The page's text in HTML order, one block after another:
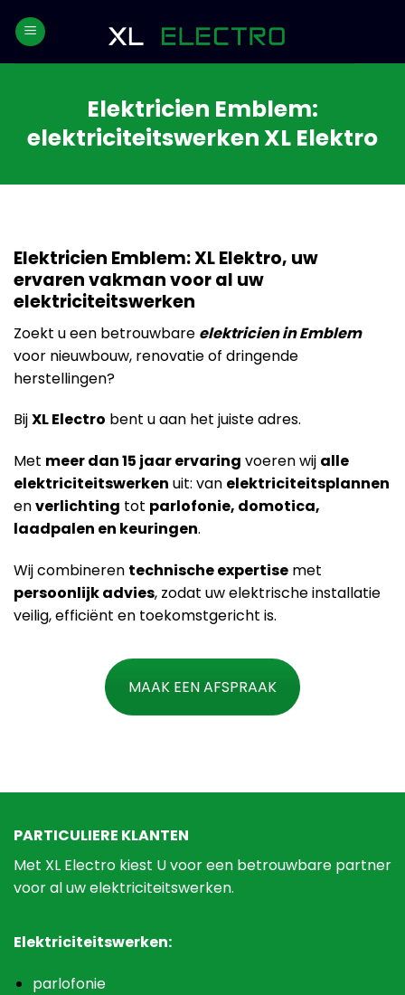
Elektricien Emblem:
elektriciteitswerken XL Elektro
Elektricien Emblem: XL Elektro, uw
ervaren vakman voor al uw
elektriciteitswerken
Zoekt u een betrouwbare elektricien in Emblem
voor nieuwbouw, renovatie of dringende
herstellingen?
BijXL Electro bent u aan het juiste adres.
Met meer dan 15 jaar ervaring voeren wij alle
elektriciteitswerken uit: van elektriciteitsplannen
enverlichting tot parlofonie, domotica,
laadpalen en keuringen.
Wij combineren technische expertise met
persoonlijk advies, zodat uw elektrische installatie
veilig, efficiënt en toekomstgericht is.
MAAK EEN AFSPRAAK
PARTICULIERE KLANTEN
Met XL Electro kiest U voor een betrouwbare partner
voor al uw elektriciteitswerken.
Elektriciteitswerken:
parlofonie